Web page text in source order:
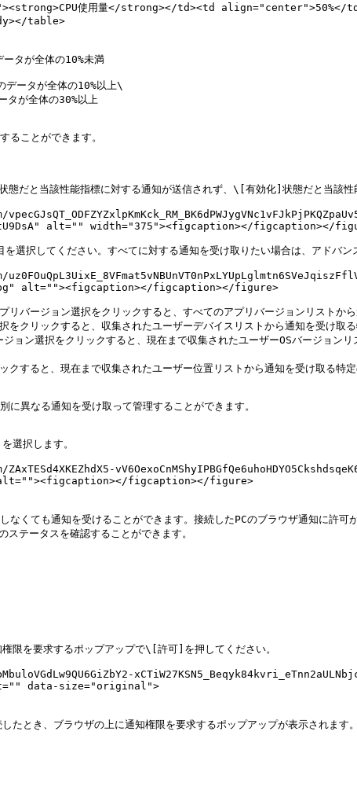
使用量</strong></td><td align="center">50%</
table>
ることができます。
だと当該性能指標に対する通知が送信されず、\[有効化]状態だと当該性
alt="" width="375"><figcaption></figcaption></
選択してください。すべてに対する通知を受け取りたい場合は、アドバ
alt=""><figcaption></figcaption></figure>
ージョン選択をクリックすると、すべてのアプリバージョンリストから
リックすると、収集されたユーザーデバイスリストから通知を受け取る
ン選択をクリックすると、現在まで収集されたユーザーOSバージョンリ
ると、現在まで収集されたユーザー位置リストから通知を受け取る特定
異なる通知を受け取って管理することができます。
選択します。
alt=""><figcaption></figcaption></figure>
くても通知を受けることができます。接続したPCのブラウザ通知に許可
テータスを確認することができます。
alt="" data-size="original">